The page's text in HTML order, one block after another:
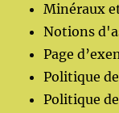
Minéraux
Notions
Page
Politique
Politique